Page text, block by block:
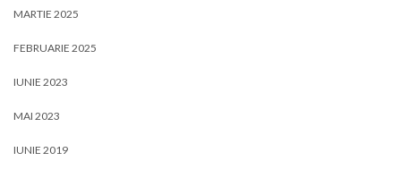
MARTIE 2025
FEBRUARIE 2025
IUNIE 2023
MAI 2023
IUNIE 2019